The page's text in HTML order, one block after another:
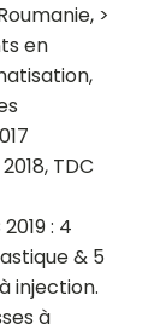
>
en
TDC
: 4
& 5
injection.
à